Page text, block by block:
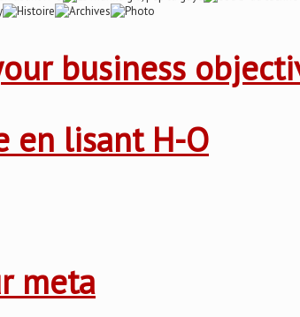
business
en lisant H-O
meta